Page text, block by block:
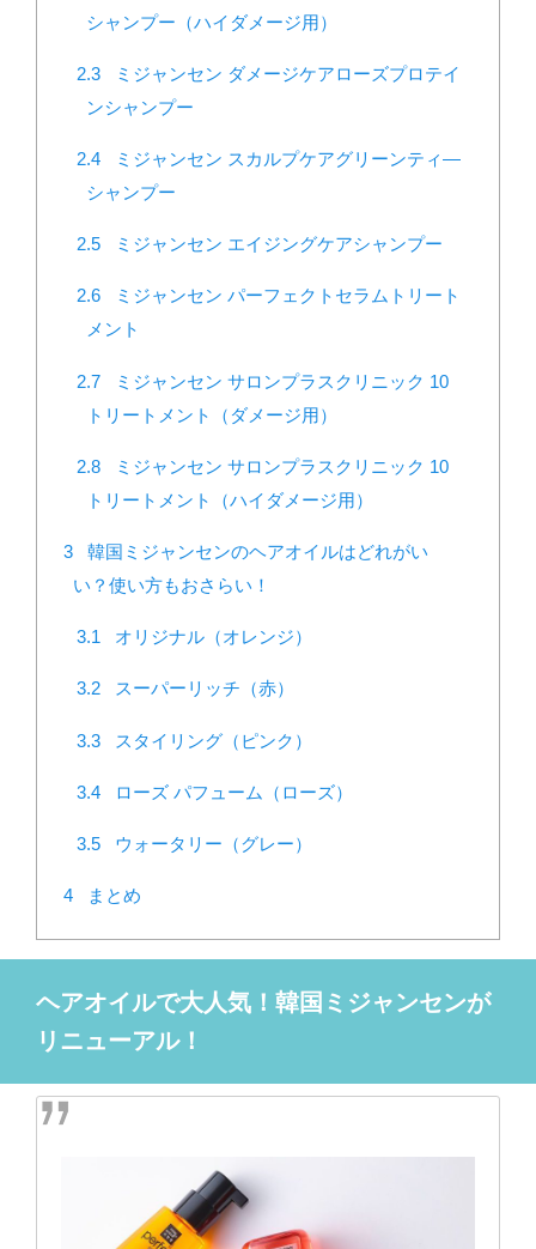
シャンプー（ハイダメージ用）
2.3
ミジャンセン ダメージケアローズプロテイ
ンシャンプー
2.4
ミジャンセン スカルプケアグリーンティ―
シャンプー
2.5 ミジャンセン エイジングケアシャンプー
2.6
ミジャンセン パーフェクトセラムトリート
メント
2.7
ミジャンセン サロンプラスクリニック 10
トリートメント（ダメージ用）
2.8
ミジャンセン サロンプラスクリニック 10
トリートメント（ハイダメージ用）
3
韓国ミジャンセンのヘアオイルはどれがい
い？使い方もおさらい！
3.1 オリジナル（オレンジ）
3.2 スーパーリッチ（赤）
3.3 スタイリング（ピンク）
3.4 ローズ パフューム（ローズ）
3.5 ウォータリー（グレー）
4 まとめ
ヘアオイルで大人気！韓国ミジャンセンが
リニューアル！